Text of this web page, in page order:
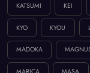
KATSUMI KEI
KYO KYOU
MADOKA